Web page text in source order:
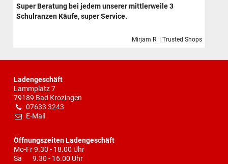
Super Beratung bei jedem unserer mittlerweile 3
Schulranzen Käufe, super Service.
Mirjam R. | Trusted Shops
Ladengeschäft
Lammplatz 7
79189 Bad Krozingen
07633 3243
E-Mail
Öffnungszeiten Ladengeschäft
Mo-Fr 9.30 - 18.00 Uhr
Sa 9.30 - 16.00 Uhr